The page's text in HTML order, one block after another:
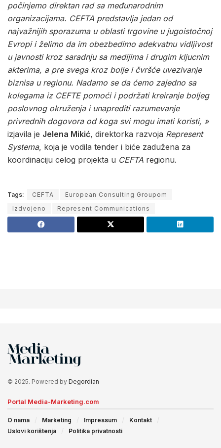
počinjemo direktan rad sa međunarodnim
organizacijama. CEFTA predstavlja jedan od
najvažnijih sporazuma u oblasti trgovine u jugoistočnoj
Evropi i želimo da im obezbedimo adekvatnu vidljivost
u javnosti kroz saradnju sa medijima i drugim kljucnim
akterima, a pre svega kroz bolje i čvršće uvezivanje
biznisa u regionu. Nadamo se da ćemo zajedno sa
kolegama iz CEFTE pomoći i podržati kreiranje boljeg
poslovnog okruženja i unaprediti razumevanje
privrednih dogovora od koga svi mogu imati koristi, »
izjavila je Jelena Mikić, direktorka razvoja Represent
Systema, koja je vodila tender i biće zadužena za
koordinaciju celog projekta u CEFTA regionu.
Tags: CEFTA
European Consulting Groupom
Izdvojeno
Represent Communications
© 2025. Powered by Degordian
Portal Media-Marketing.com
O nama Marketing Impressum
Kontakt
Uslovi korištenja
Politika privatnosti